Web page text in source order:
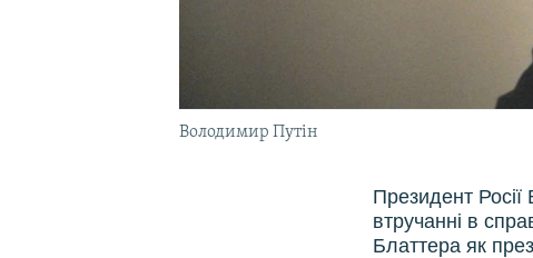
Володимир Путін
Президент
втручанні в
Блаттера як